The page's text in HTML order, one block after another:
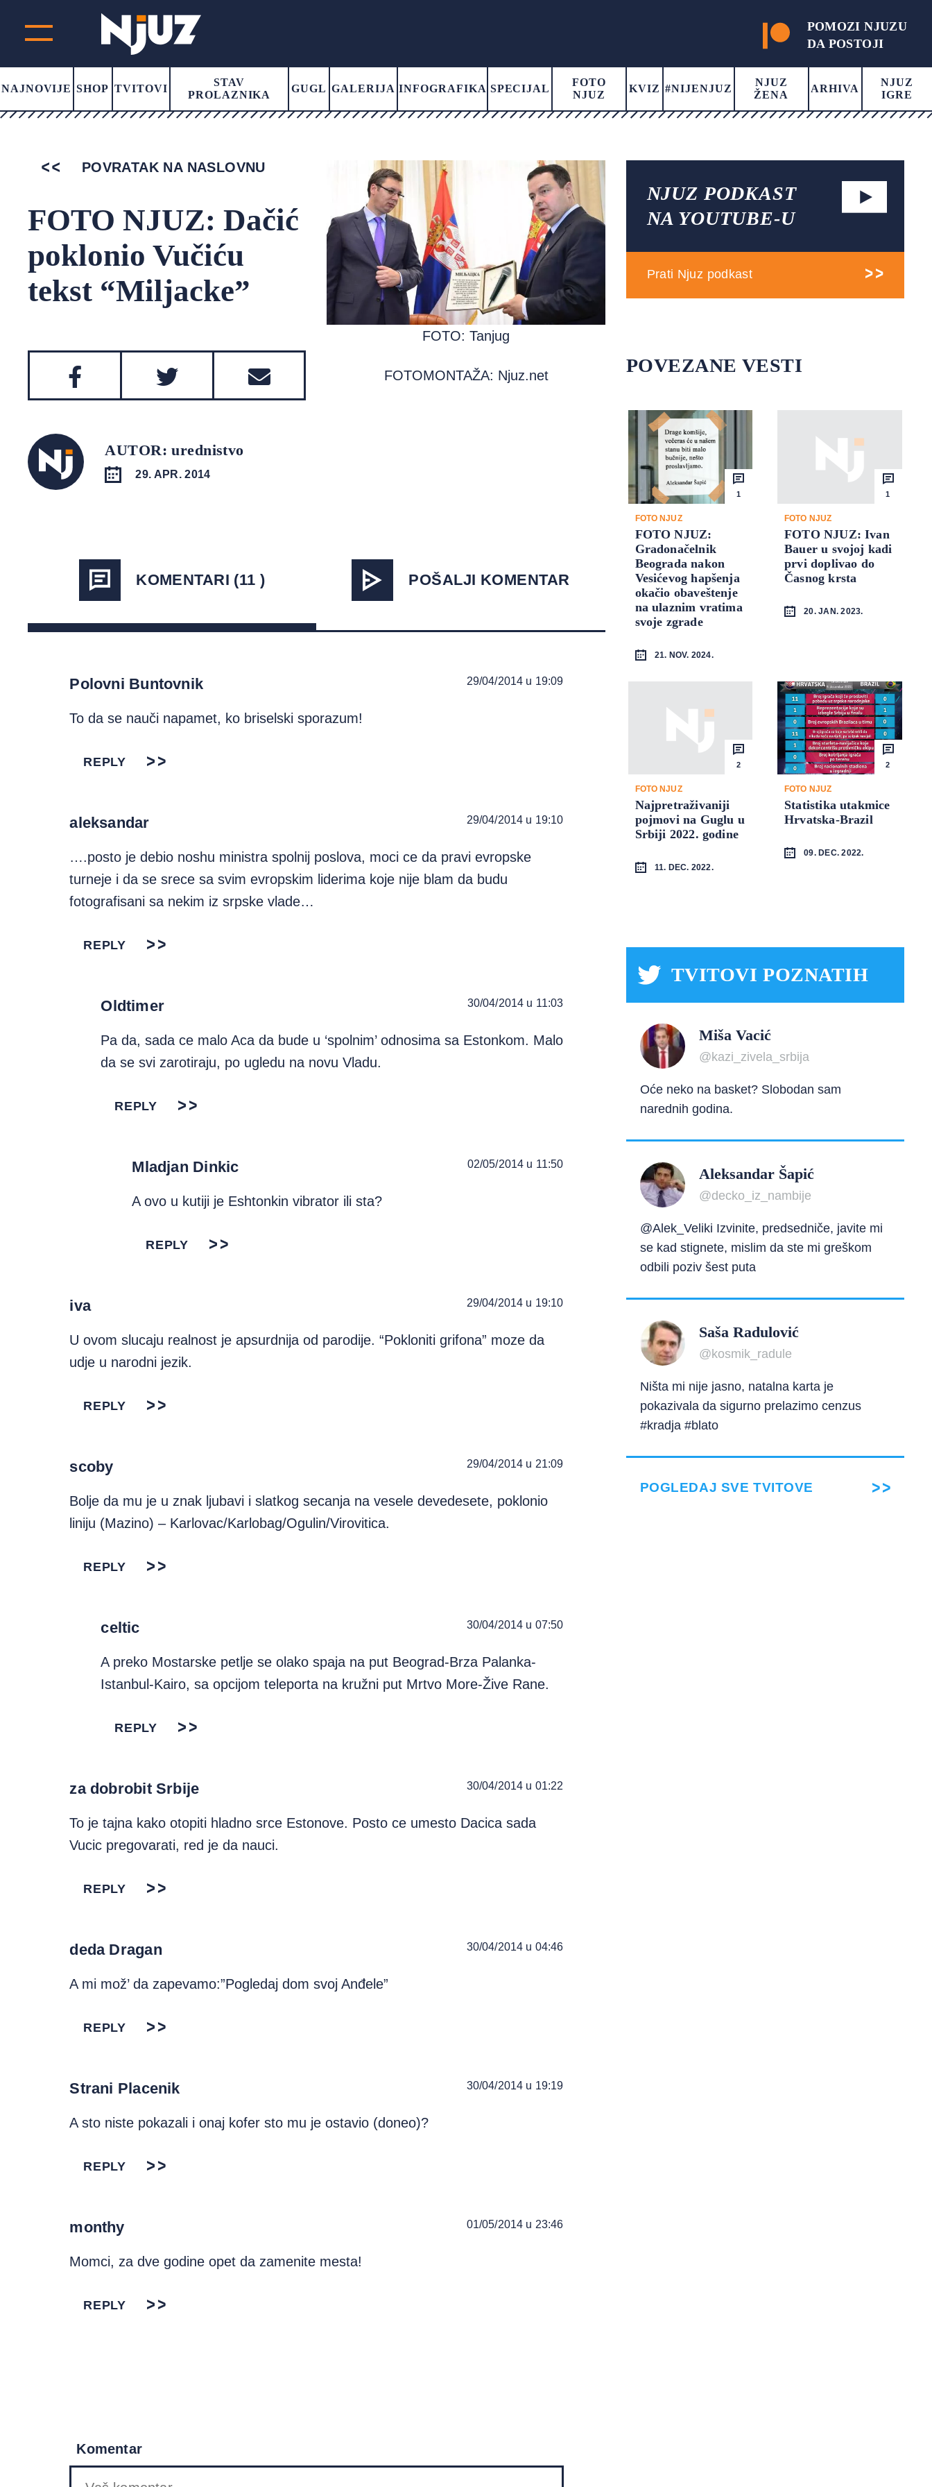
POMOZI NJUZU
DA POSTOJI
NAJNOVIJE SHOP TVITOVI
STAV
PROLAZNIKA
GUGL GALERIJA INFOGRAFIKA SPECIJAL
FOTO
NJUZ
KVIZ #NIJENJUZ
NJUZ
ŽENA
ARHIVA
NJUZ
IGRE
POVRATAK NA NASLOVNU
FOTO NJUZ: Dačić
poklonio Vučiću
tekst “Miljacke”
AUTOR: urednistvo
29. APR. 2014
FOTO: Tanjug
FOTOMONTAŽA: Njuz.net
KOMENTARI (11 ) POŠALJI KOMENTAR
Polovni Buntovnik 29/04/2014 u 19:09
To da se nauči napamet, ko briselski sporazum!
REPLY
aleksandar 29/04/2014 u 19:10
….posto je debio noshu ministra spolnij poslova, moci ce da pravi evropske
turneje i da se srece sa svim evropskim liderima koje nije blam da budu
fotografisani sa nekim iz srpske vlade…
REPLY
Oldtimer 30/04/2014 u 11:03
Pa da, sada ce malo Aca da bude u ‘spolnim’ odnosima sa Estonkom. Malo
da se svi zarotiraju, po ugledu na novu Vladu.
REPLY
Mladjan Dinkic 02/05/2014 u 11:50
A ovo u kutiji je Eshtonkin vibrator ili sta?
REPLY
iva 29/04/2014 u 19:10
U ovom slucaju realnost je apsurdnija od parodije. “Pokloniti grifona” moze da
udje u narodni jezik.
REPLY
scoby 29/04/2014 u 21:09
Bolje da mu je u znak ljubavi i slatkog secanja na vesele devedesete, poklonio
liniju (Mazino) – Karlovac/Karlobag/Ogulin/Virovitica.
REPLY
celtic 30/04/2014 u 07:50
A preko Mostarske petlje se olako spaja na put Beograd-Brza Palanka-
Istanbul-Kairo, sa opcijom teleporta na kružni put Mrtvo More-Žive Rane.
REPLY
za dobrobit Srbije 30/04/2014 u 01:22
To je tajna kako otopiti hladno srce Estonove. Posto ce umesto Dacica sada
Vucic pregovarati, red je da nauci.
REPLY
deda Dragan 30/04/2014 u 04:46
A mi mož’ da zapevamo:”Pogledaj dom svoj Anđele”
REPLY
Strani Placenik 30/04/2014 u 19:19
A sto niste pokazali i onaj kofer sto mu je ostavio (doneo)?
REPLY
monthy 01/05/2014 u 23:46
Momci, za dve godine opet da zamenite mesta!
REPLY
Komentar
NJUZ PODKAST
NA YOUTUBE-U
Prati Njuz podkast
POVEZANE VESTI
1
FOTO NJUZ
FOTO NJUZ:
Gradonačelnik
Beograda nakon
Vesićevog hapšenja
okačio obaveštenje
na ulaznim vratima
svoje zgrade
21. NOV. 2024.
1
FOTO NJUZ
FOTO NJUZ: Ivan
Bauer u svojoj kadi
prvi doplivao do
Časnog krsta
20. JAN. 2023.
2
FOTO NJUZ
Najpretraživaniji
pojmovi na Guglu u
Srbiji 2022. godine
11. DEC. 2022.
2
FOTO NJUZ
Statistika utakmice
Hrvatska-Brazil
09. DEC. 2022.
TVITOVI POZNATIH
Miša Vacić
@kazi_zivela_srbija
Oće neko na basket? Slobodan sam
narednih godina.
Aleksandar Šapić
@decko_iz_nambije
@Alek_Veliki Izvinite, predsedniče, javite mi
se kad stignete, mislim da ste mi greškom
odbili poziv šest puta
Saša Radulović
@kosmik_radule
Ništa mi nije jasno, natalna karta je
pokazivala da sigurno prelazimo cenzus
#kradja #blato
POGLEDAJ SVE TVITOVE